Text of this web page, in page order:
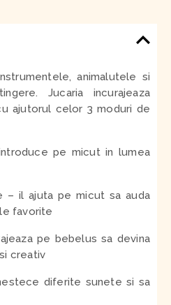
animalutele si
Jucaria incurajeaza
ajutorul celor 3 moduri de
pe micut in lumea
– il ajuta pe micut sa auda
favorite
pe bebelus sa devina
creativ
diferite sunete si sa